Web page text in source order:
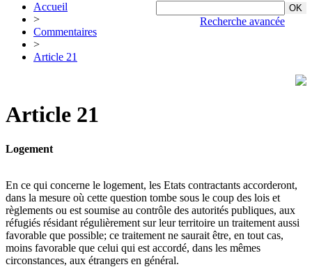
Recherche avancée
Accueil
>
Commentaires
>
Article 21
Article 21
Logement
En ce qui concerne le logement, les Etats contractants accorderont,
dans la mesure où cette question tombe sous le coup des lois et
règlements ou est soumise au contrôle des autorités publiques, aux
réfugiés résidant régulièrement sur leur territoire un traitement aussi
favorable que possible; ce traitement ne saurait être, en tout cas,
moins favorable que celui qui est accordé, dans les mêmes
circonstances, aux étrangers en général.